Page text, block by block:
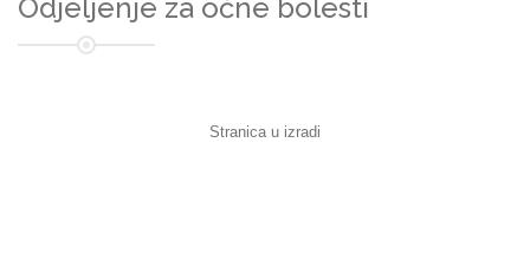
Odjeljenje za očne bolesti
Stranica u izradi